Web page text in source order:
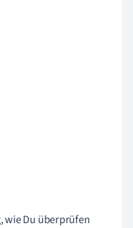
wie Du überprüfen